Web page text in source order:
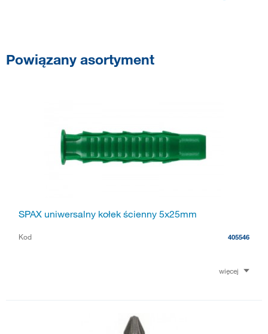
Powiązany asortyment
SPAX uniwersalny kołek ścienny 5x25mm
Kod 405546
więcej